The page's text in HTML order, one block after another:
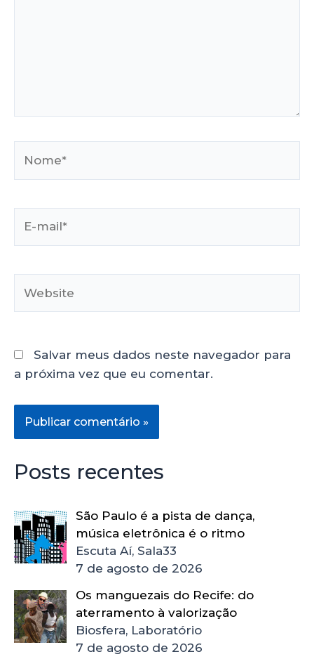
Salvar meus dados neste navegador para
a próxima vez que eu comentar.
Posts recentes
São Paulo é a pista de dança,
música eletrônica é o ritmo
Escuta Aí, Sala33
7 de agosto de 2026
Os manguezais do Recife: do
aterramento à valorização
Biosfera, Laboratório
7 de agosto de 2026